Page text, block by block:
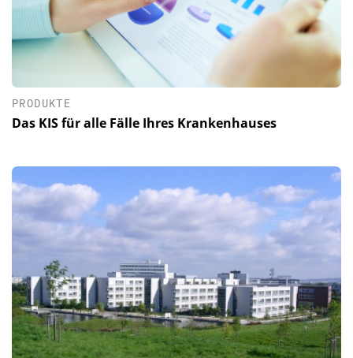
PRODUKTE
Das KIS für alle Fälle Ihres Krankenhauses